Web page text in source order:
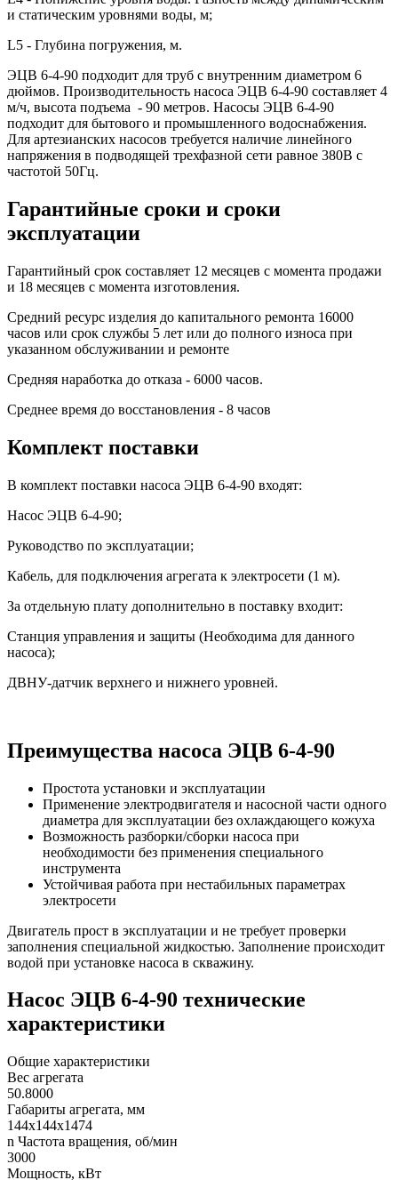
и статическим уровнями воды, м;
L5 - Глубина погружения, м.
ЭЦВ 6-4-90 подходит для труб с внутренним диаметром 6
дюймов. Производительность насоса ЭЦВ 6-4-90 составляет 4
м/ч, высота подъема - 90 метров. Насосы ЭЦВ 6-4-90
подходит для бытового и промышленного водоснабжения.
Для артезианских насосов требуется наличие линейного
напряжения в подводящей трехфазной сети равное 380В с
частотой 50Гц.
Гарантийные сроки и сроки
эксплуатации
Гарантийный срок составляет 12 месяцев с момента продажи
и 18 месяцев с момента изготовления.
Средний ресурс изделия до капитального ремонта 16000
часов или срок службы 5 лет или до полного износа при
указанном обслуживании и ремонте
Средняя наработка до отказа - 6000 часов.
Среднее время до восстановления - 8 часов
Комплект поставки
В комплект поставки насоса ЭЦВ 6-4-90 входят:
Насос ЭЦВ 6-4-90;
Руководство по эксплуатации;
Кабель, для подключения агрегата к электросети (1 м).
За отдельную плату дополнительно в поставку входит:
Станция управления и защиты (Необходима для данного
насоса);
ДВНУ-датчик верхнего и нижнего уровней.
Преимущества насоса ЭЦВ 6-4-90
Простота установки и эксплуатации
Применение электродвигателя и насосной части одного
диаметра для эксплуатации без охлаждающего кожуха
Возможность разборки/сборки насоса при
необходимости без применения специального
инструмента
Устойчивая работа при нестабильных параметрах
электросети
Двигатель прост в эксплуатации и не требует проверки
заполнения специальной жидкостью. Заполнение происходит
водой при установке насоса в скважину.
Насос ЭЦВ 6-4-90 технические
характеристики
Общие характеристики
Вес агрегата
50.8000
Габариты агрегата, мм
144х144х1474
n Частота вращения, об/мин
3000
Мощность, кВт